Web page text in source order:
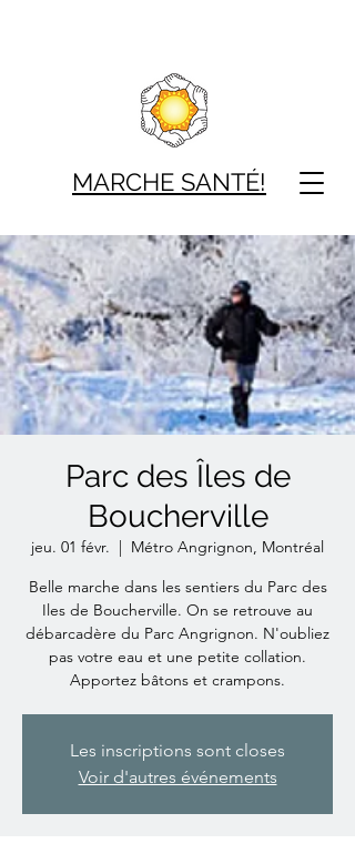
MARCHE SANTÉ!
Parc des Îles de
Boucherville
jeu. 01 févr.
  |
Métro Angrignon, Montréal
Belle marche dans les sentiers du Parc des
Iles de Boucherville. On se retrouve au
débarcadère du Parc Angrignon. N'oubliez
pas votre eau et une petite collation.
Apportez bâtons et crampons.
Les inscriptions sont closes
Voir d'autres événements